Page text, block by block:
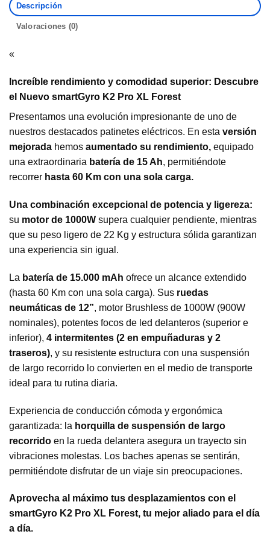
Descripción
Valoraciones (0)
«
Increíble rendimiento y comodidad superior: Descubre
el Nuevo smartGyro K2 Pro XL Forest
Presentamos una evolución impresionante de uno de
nuestros destacados patinetes eléctricos. En esta versión
mejorada hemos aumentado su rendimiento, equipado
una extraordinaria batería de 15 Ah, permitiéndote
recorrer hasta 60 Km con una sola carga.
Una combinación excepcional de potencia y ligereza:
su motor de 1000W supera cualquier pendiente, mientras
que su peso ligero de 22 Kg y estructura sólida garantizan
una experiencia sin igual.
La batería de 15.000 mAh ofrece un alcance extendido
(hasta 60 Km con una sola carga). Sus ruedas
neumáticas de 12”, motor Brushless de 1000W (900W
nominales), potentes focos de led delanteros (superior e
inferior), 4 intermitentes (2 en empuñaduras y 2
traseros), y su resistente estructura con una suspensión
de largo recorrido lo convierten en el medio de transporte
ideal para tu rutina diaria.
Experiencia de conducción cómoda y ergonómica
garantizada: la horquilla de suspensión de largo
recorrido en la rueda delantera asegura un trayecto sin
vibraciones molestas. Los baches apenas se sentirán,
permitiéndote disfrutar de un viaje sin preocupaciones.
Aprovecha al máximo tus desplazamientos con el
smartGyro K2 Pro XL Forest, tu mejor aliado para el día
a día.